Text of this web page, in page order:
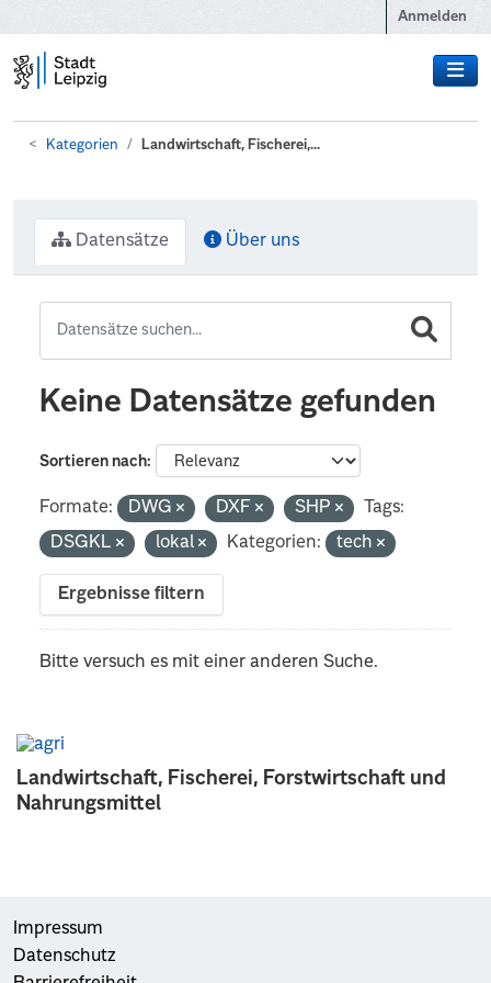
Anmelden
Kategorien Landwirtschaft, Fischerei,...
Landwirtschaft, Fischerei, Forstwirtschaft und
Nahrungsmittel
Datensätze Über uns
Keine Datensätze gefunden
Sortieren nach
Formate: DWG DXF SHP
Tags:
DSGKL
lokal Kategorien: tech
Ergebnisse filtern
Bitte versuch es mit einer anderen Suche.
Impressum
Datenschutz